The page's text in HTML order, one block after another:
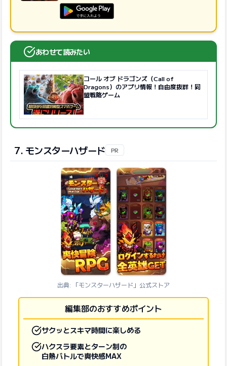
あわせて読みたい
コール オブ ドラゴンズ（Call of
Dragons）のアプリ情報！自由度抜群！同
盟戦略ゲーム
7. モンスターハザード PR
出典: 「モンスターハザード」公式ストア
編集部のおすすめポイント
サクッとスキマ時間に楽しめる
ハクスラ要素とターン制の
白熱バトルで爽快感MAX